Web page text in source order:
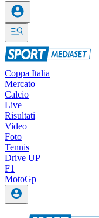
Coppa Italia
Mercato
Calcio
Live
Risultati
Video
Foto
Tennis
Drive UP
F1
MotoGp